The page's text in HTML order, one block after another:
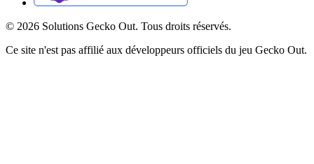
© 2026 Solutions Gecko Out. Tous droits réservés.
Ce site n'est pas affilié aux développeurs officiels du jeu Gecko Out.